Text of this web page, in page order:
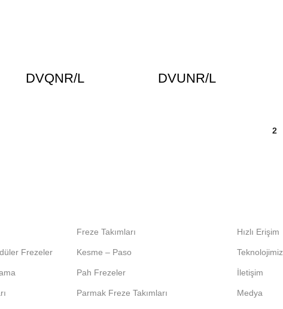
DVQNR/L DVUNR/L
2
Frezeler
Freze Takımları
Kesme – Paso
Pah Frezeler
Parmak Freze Takımları
Hızlı Erişim
Teknolojimiz
İletişim
Medya